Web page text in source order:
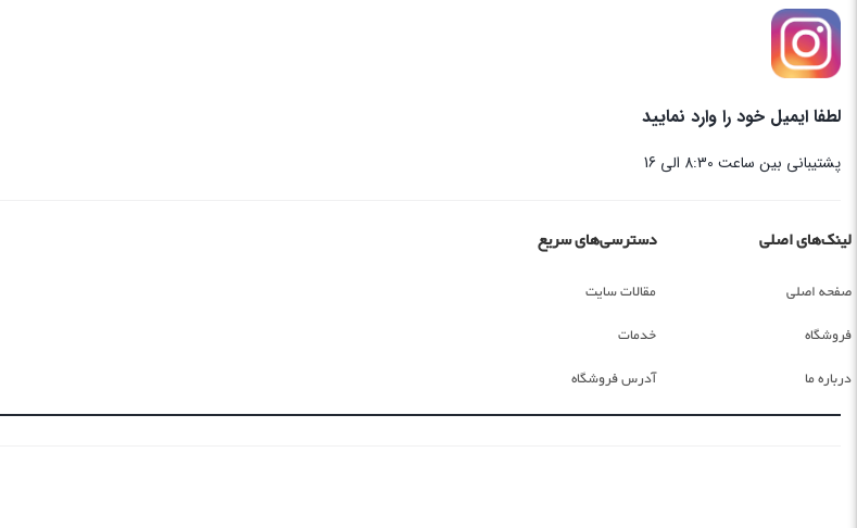
لطفا ایمیل خود را وارد نمایید
پشتیبانی بین ساعت 8:30 الی 16
لینک‌های اصلی
صفحه اصلی
فروشگاه
درباره ما
دسترسی‌های سریع
مقالات سایت
خدمات
آدرس فروشگاه